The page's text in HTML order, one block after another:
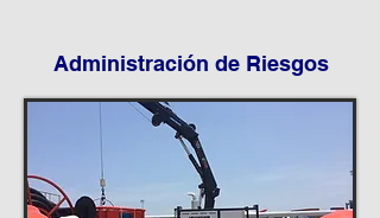
Administración de Riesgos